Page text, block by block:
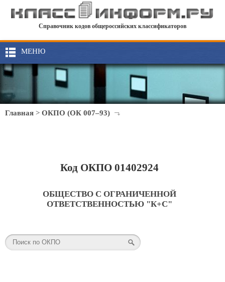
Справочник кодов общероссийских классификаторов
МЕНЮ
Главная > ОКПО (ОК 007–93)
Код ОКПО 01402924
ОБЩЕСТВО С ОГРАНИЧЕННОЙ
ОТВЕТСТВЕННОСТЬЮ "К+С"